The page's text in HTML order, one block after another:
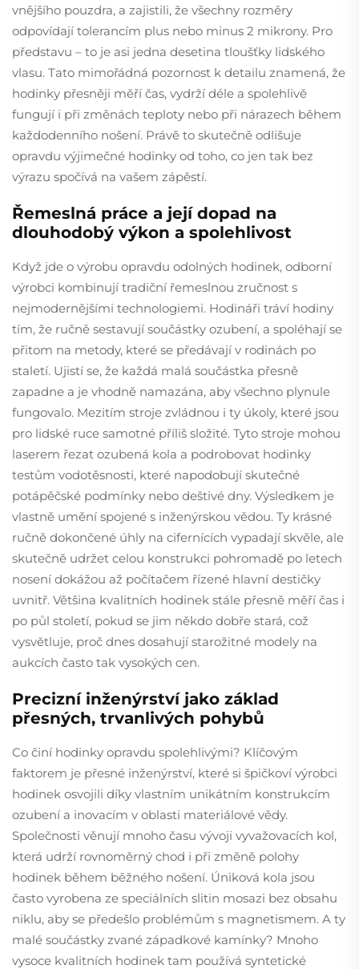
vnějšího pouzdra, a zajistili, že všechny rozměry
odpovídají tolerancím plus nebo minus 2 mikrony. Pro
představu – to je asi jedna desetina tloušťky lidského
vlasu. Tato mimořádná pozornost k detailu znamená, že
hodinky přesněji měří čas, vydrží déle a spolehlivě
fungují i při změnách teploty nebo při nárazech během
každodenního nošení. Právě to skutečně odlišuje
opravdu výjimečné hodinky od toho, co jen tak bez
výrazu spočívá na vašem zápěstí.
Řemeslná práce a její dopad na
dlouhodobý výkon a spolehlivost
Když jde o výrobu opravdu odolných hodinek, odborní
výrobci kombinují tradiční řemeslnou zručnost s
nejmodernějšími technologiemi. Hodináři tráví hodiny
tím, že ručně sestavují součástky ozubení, a spoléhají se
přitom na metody, které se předávají v rodinách po
staletí. Ujistí se, že každá malá součástka přesně
zapadne a je vhodně namazána, aby všechno plynule
fungovalo. Mezitím stroje zvládnou i ty úkoly, které jsou
pro lidské ruce samotné příliš složité. Tyto stroje mohou
laserem řezat ozubená kola a podrobovat hodinky
testům vodotěsnosti, které napodobují skutečné
potápěčské podmínky nebo deštivé dny. Výsledkem je
vlastně umění spojené s inženýrskou vědou. Ty krásné
ručně dokončené úhly na cifernících vypadají skvěle, ale
skutečně udržet celou konstrukci pohromadě po letech
nosení dokážou až počítačem řízené hlavní destičky
uvnitř. Většina kvalitních hodinek stále přesně měří čas i
po půl století, pokud se jim někdo dobře stará, což
vysvětluje, proč dnes dosahují starožitné modely na
aukcích často tak vysokých cen.
Precizní inženýrství jako základ
přesných, trvanlivých pohybů
Co činí hodinky opravdu spolehlivými? Klíčovým
faktorem je přesné inženýrství, které si špičkoví výrobci
hodinek osvojili díky vlastním unikátním konstrukcím
ozubení a inovacím v oblasti materiálové vědy.
Společnosti věnují mnoho času vývoji vyvažovacích kol,
která udrží rovnoměrný chod i při změně polohy
hodinek během běžného nošení. Úniková kola jsou
často vyrobena ze speciálních slitin mosazi bez obsahu
niklu, aby se předešlo problémům s magnetismem. A ty
malé součástky zvané západkové kamínky? Mnoho
vysoce kvalitních hodinek tam používá syntetické